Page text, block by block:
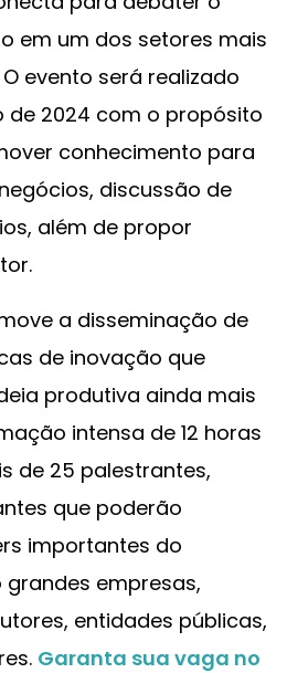
em um dos setores mais
evento será realizado
de 2024 com o propósito
conhecimento para
discussão de
além de propor
a disseminação de
de inovação que
produtiva ainda mais
intensa de 12 horas
de 25 palestrantes,
que poderão
importantes do
empresas,
entidades públicas,
Garanta sua vaga no